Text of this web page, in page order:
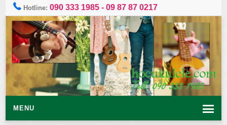
Hotline:090 333 1985 -09 87 87 0217
MENU